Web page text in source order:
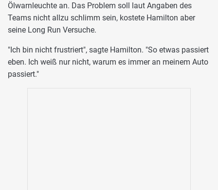
Ölwarnleuchte an. Das Problem soll laut Angaben des
Teams nicht allzu schlimm sein, kostete Hamilton aber
seine Long Run Versuche.
"Ich bin nicht frustriert", sagte Hamilton. "So etwas passiert
eben. Ich weiß nur nicht, warum es immer an meinem Auto
passiert."